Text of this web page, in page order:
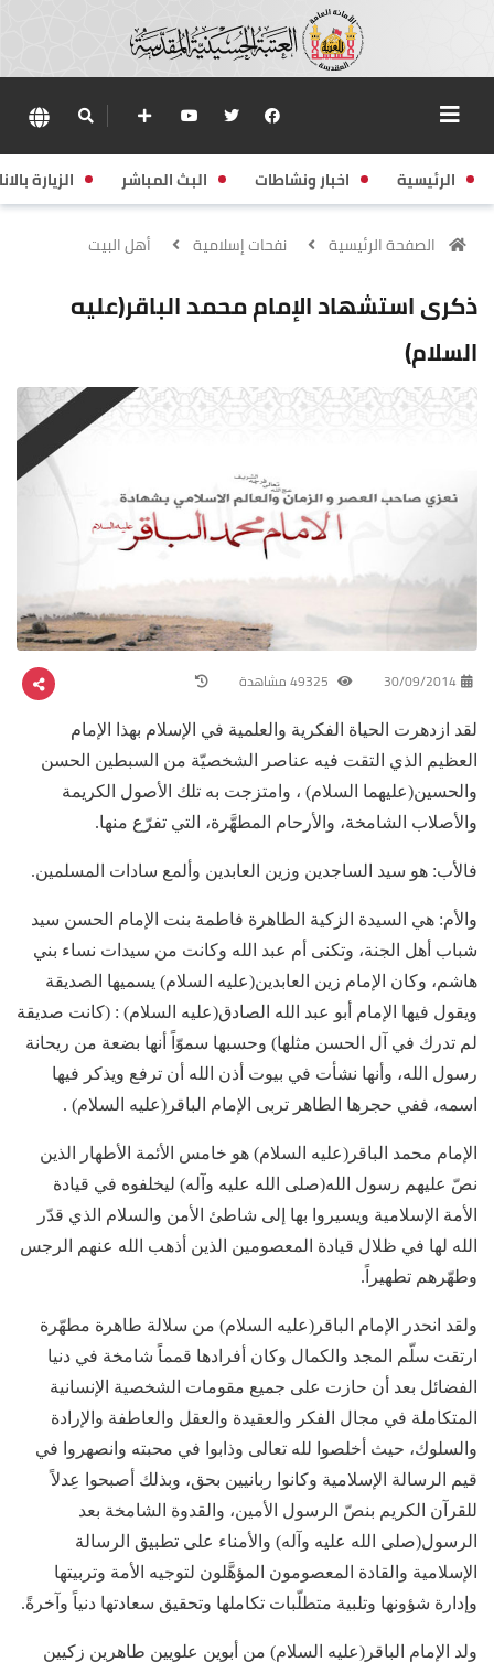
الرئيسية اخبار ونشاطات البث المباشر الزيارة
الصفحة الرئيسية نفحات إسلامية أهل البيت
ذكرى استشهاد الإمام محمد الباقر(عليه
السلام)
30/09/2014
لقد ازدهرت الحياة الفكرية والعلمية في الإسلام بهذا الإمام
العظيم الذي التقت فيه عناصر الشخصيّة من السبطين الحسن
والحسين(عليهما السلام) ، وامتزجت به تلك الأصول الكريمة
والأصلاب الشامخة، والأرحام المطهَّرة، التي تفرّع منها.
فالأب: هو سيد الساجدين وزين العابدين وألمع سادات المسلمين.
والأم: هي السيدة الزكية الطاهرة فاطمة بنت الإمام الحسن سيد
شباب أهل الجنة، وتكنى أم عبد الله وكانت من سيدات نساء بني
هاشم، وكان الإمام زين العابدين(عليه السلام) يسميها الصديقة
ويقول فيها الإمام أبو عبد الله الصادق(عليه السلام) : (كانت صديقة
لم تدرك في آل الحسن مثلها) وحسبها سموّاً أنها بضعة من ريحانة
رسول الله، وأنها نشأت في بيوت أذن الله أن ترفع ويذكر فيها
اسمه، ففي حجرها الطاهر تربى الإمام الباقر(عليه السلام) .
الإمام محمد الباقر(عليه السلام) هو خامس الأئمة الأطهار الذين
نصّ عليهم رسول الله(صلى الله عليه وآله) ليخلفوه في قيادة
الأمة الإسلامية ويسيروا بها إلى شاطئ الأمن والسلام الذي قدّر
الله لها في ظلال قيادة المعصومين الذين أذهب الله عنهم الرجس
وطهّرهم تطهيراً.
ولقد انحدر الإمام الباقر(عليه السلام) من سلالة طاهرة مطهّرة
ارتقت سلّم المجد والكمال وكان أفرادها قمماً شامخة في دنيا
الفضائل بعد أن حازت على جميع مقومات الشخصية الإنسانية
المتكاملة في مجال الفكر والعقيدة والعقل والعاطفة والإرادة
والسلوك، حيث أخلصوا لله تعالى وذابوا في محبته وانصهروا في
قيم الرسالة الإسلامية وكانوا ربانيين بحق، وبذلك أصبحوا عِدلاً
للقرآن الكريم بنصّ الرسول الأمين، والقدوة الشامخة بعد
الرسول(صلى الله عليه وآله) والأمناء على تطبيق الرسالة
الإسلامية والقادة المعصومون المؤهَّلون لتوجيه الأمة وتربيتها
وإدارة شؤونها وتلبية متطلّبات تكاملها وتحقيق سعادتها دنياً وآخرةً.
ولد الإمام الباقر(عليه السلام) من أبوين علويين طاهرين زكيين